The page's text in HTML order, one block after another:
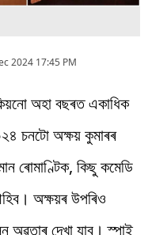
2024 17:45 PM
অহা বছৰত একাধিক
চনটো অক্ষয় কুমাৰৰ
ৰোমাণ্টিক, কিছু কমেডি
অক্ষয়ৰ উপৰিও
দেখা যাব। স্পাই